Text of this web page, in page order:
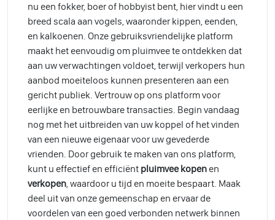
nu een fokker, boer of hobbyist bent, hier vindt u een
breed scala aan vogels, waaronder kippen, eenden,
en kalkoenen. Onze gebruiksvriendelijke platform
maakt het eenvoudig om pluimvee te ontdekken dat
aan uw verwachtingen voldoet, terwijl verkopers hun
aanbod moeiteloos kunnen presenteren aan een
gericht publiek. Vertrouw op ons platform voor
eerlijke en betrouwbare transacties. Begin vandaag
nog met het uitbreiden van uw koppel of het vinden
van een nieuwe eigenaar voor uw gevederde
vrienden. Door gebruik te maken van ons platform,
kunt u effectief en efficiënt pluimvee kopen en
verkopen, waardoor u tijd en moeite bespaart. Maak
deel uit van onze gemeenschap en ervaar de
voordelen van een goed verbonden netwerk binnen